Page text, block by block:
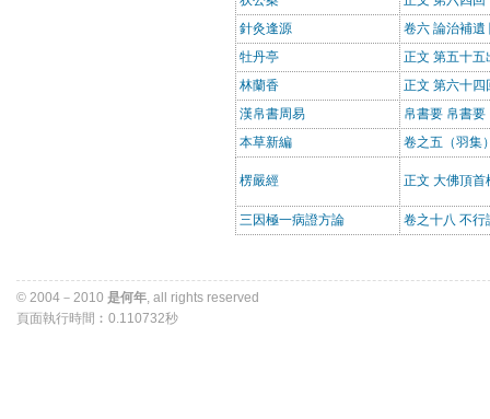
針灸逢源
卷六 論治補遺
牡丹亭
正文 第五十
林蘭香
正文 第六十
漢帛書周易
帛書要 帛書要
本草新編
卷之五（羽集
楞嚴經 正文 大佛頂首
三因極一病證方論 卷之十八 不行
© 2004－2010 是何年 , all rights reserved
頁面執行時間︰0.110732秒